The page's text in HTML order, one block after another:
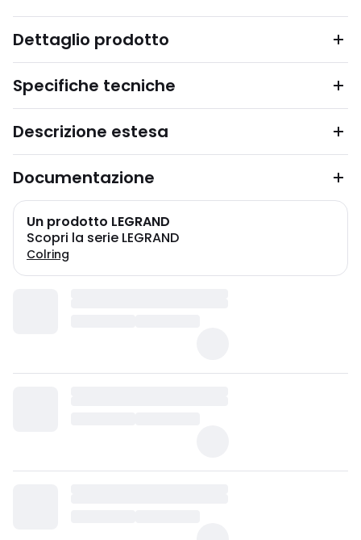
Dettaglio prodotto
Specifiche tecniche
Descrizione estesa
Documentazione
Un prodotto LEGRAND
Scopri la serie LEGRAND
Colring